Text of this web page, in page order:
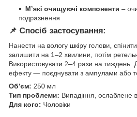
М’які очищуючі компоненти –
подразнення
📌 Спосіб застосування:
Нанести на вологу шкіру голови,
залишити на 1–2 хвилини, потім
Використовувати 2–4 рази на тиждень.
ефекту — поєднувати з ампулами або
Обʼєм: 250 мл
Тип проблеми: Випадіння, ослаблене
Для кого: Чоловіки